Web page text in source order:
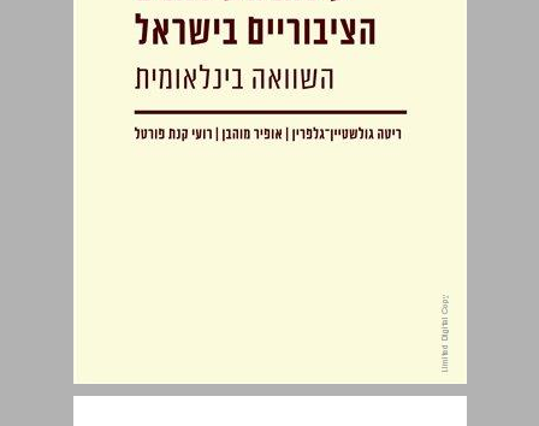
יעילות השירותים הציבוריים בישראל: השוואה בינלאומית ... 0